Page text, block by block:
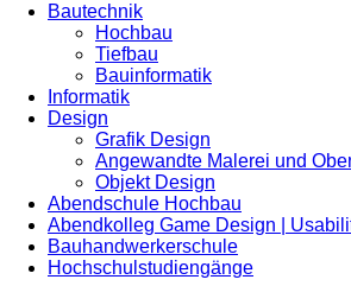
Bautechnik
Hochbau
Tiefbau
Bauinformatik
Informatik
Design
Grafik Design
Angewandte Malerei und
Objekt Design
Abendschule Hochbau
Abendkolleg Game Design |
Bauhandwerkerschule
Hochschulstudiengänge